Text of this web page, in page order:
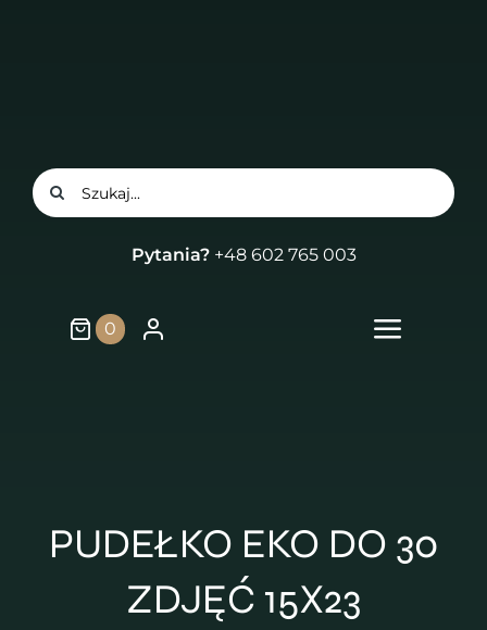
Szukaj
Pytania? +48 602 765 003
Projektowanie
Blog
0
PUDEŁKO EKO DO 30
ZDJĘĆ 15X23